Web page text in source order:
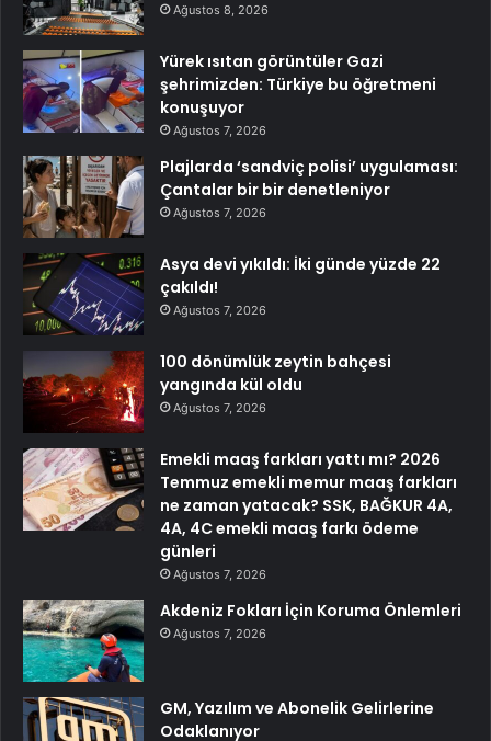
Ağustos 8, 2026
Yürek ısıtan görüntüler Gazi
şehrimizden: Türkiye bu öğretmeni
konuşuyor
Ağustos 7, 2026
Plajlarda ‘sandviç polisi’ uygulaması:
Çantalar bir bir denetleniyor
Ağustos 7, 2026
Asya devi yıkıldı: İki günde yüzde 22
çakıldı!
Ağustos 7, 2026
100 dönümlük zeytin bahçesi
yangında kül oldu
Ağustos 7, 2026
Emekli maaş farkları yattı mı? 2026
Temmuz emekli memur maaş farkları
ne zaman yatacak? SSK, BAĞKUR 4A,
4A, 4C emekli maaş farkı ödeme
günleri
Ağustos 7, 2026
Akdeniz Fokları İçin Koruma Önlemleri
Ağustos 7, 2026
GM, Yazılım ve Abonelik Gelirlerine
Odaklanıyor